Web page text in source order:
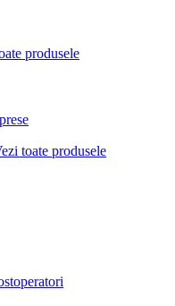
produsele
toate produsele